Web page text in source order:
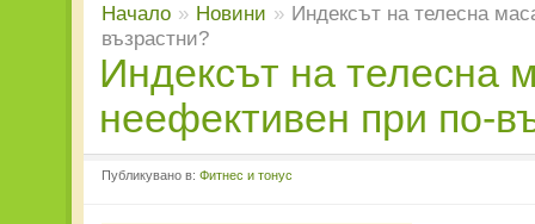
Начало » Новини » Индексът на телесна
възрастни?
Индексът на телесна маса
неефективен при по-
Публикувано в: Фитнес и тонус